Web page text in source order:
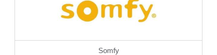
Somfy